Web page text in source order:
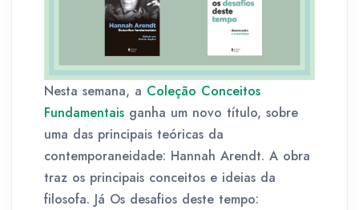
Nesta semana, a Coleção Conceitos
Fundamentais ganha um novo título, sobre
uma das principais teóricas da
contemporaneidade: Hannah Arendt. A obra
traz os principais conceitos e ideias da
filosofa. Já Os desafios deste tempo: